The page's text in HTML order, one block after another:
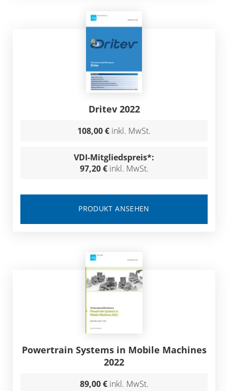
Dritev 2022
108,00 € inkl. MwSt.
VDI-Mitgliedspreis*:
97,20 € inkl. MwSt.
PRODUKT ANSEHEN
Powertrain Systems in Mobile Machines
2022
89,00 € inkl. MwSt.